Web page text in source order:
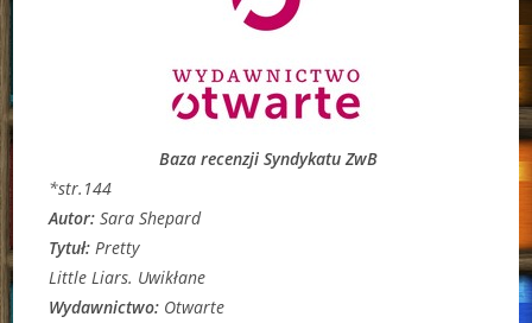
Baza recenzji Syndykatu ZwB
*str.144
Autor:Sara Shepard
Tytuł: Pretty
Little Liars. Uwikłane
Wydawnictwo: Otwarte